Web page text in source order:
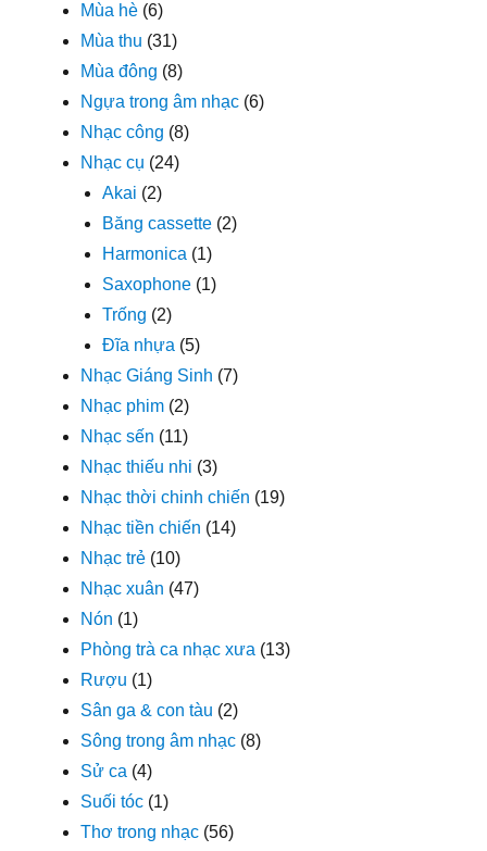
Mùa hè (6)
Mùa thu (31)
Mùa đông (8)
Ngựa trong âm nhạc (6)
Nhạc công (8)
Nhạc cụ (24)
Akai (2)
Băng cassette (2)
Harmonica (1)
Saxophone (1)
Trống (2)
Đĩa nhựa (5)
Nhạc Giáng Sinh (7)
Nhạc phim (2)
Nhạc sến (11)
Nhạc thiếu nhi (3)
Nhạc thời chinh chiến (19)
Nhạc tiền chiến (14)
Nhạc trẻ (10)
Nhạc xuân (47)
Nón (1)
Phòng trà ca nhạc xưa (13)
Rượu (1)
Sân ga & con tàu (2)
Sông trong âm nhạc (8)
Sử ca (4)
Suối tóc (1)
Thơ trong nhạc (56)